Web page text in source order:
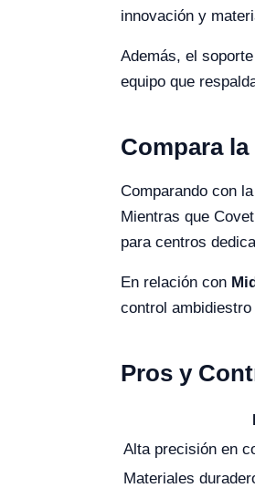
innovación y
Además, el
equipo que
Compara
Comparando con
Mientras que
para centros
En relación con
control
Pros y
Alta precisión en
Materiales